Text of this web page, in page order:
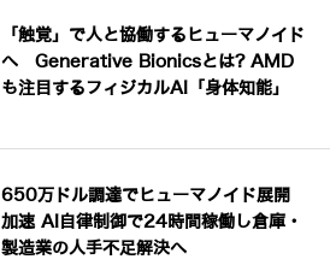
「触覚」で人と協働するヒューマノイド
へ Generative Bionicsとは? AMD
も注目するフィジカルAI「身体知能」
650万ドル調達でヒューマノイド展開
加速 AI自律制御で24時間稼働し倉庫・
製造業の人手不足解決へ